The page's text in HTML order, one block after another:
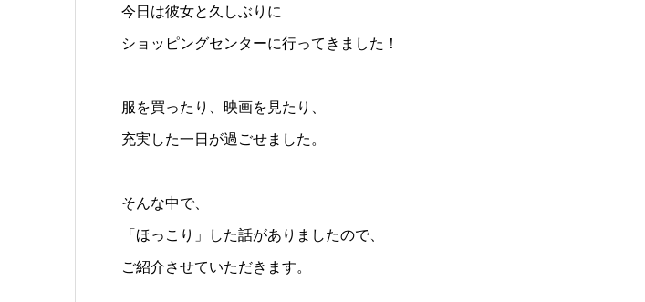
今日は彼女と久しぶりに
ショッピングセンターに行ってきました！
服を買ったり、映画を見たり、
充実した一日が過ごせました。
そんな中で、
「ほっこり」した話がありましたので、
ご紹介させていただきます。